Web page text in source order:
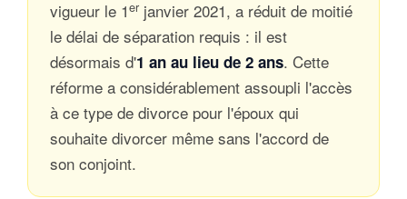
vigueur le 1er janvier 2021, a réduit de moitié
le délai de séparation requis : il est
désormais d'1 an au lieu de 2 ans. Cette
réforme a considérablement assoupli l'accès
à ce type de divorce pour l'époux qui
souhaite divorcer même sans l'accord de
son conjoint.